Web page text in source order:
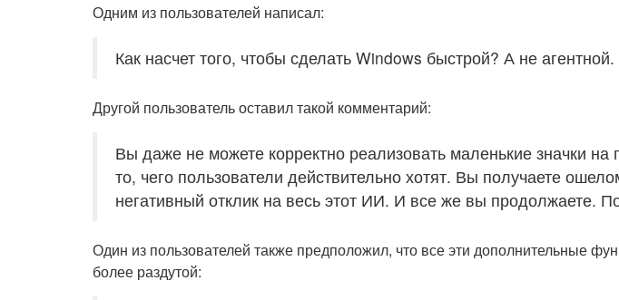
Одним из пользователей написал:
Как насчет того, чтобы сделать Windows быстрой? А не агентной.
Другой пользователь оставил такой комментарий:
Вы даже не можете корректно реализовать маленькие значки
то, чего пользователи действительно хотят. Вы получаете
негативный отклик на весь этот ИИ. И все же вы продолжаете.
Один из пользователей также предположил, что все эти дополнительные
более раздутой: